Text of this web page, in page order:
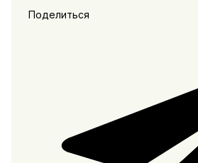
Поделиться